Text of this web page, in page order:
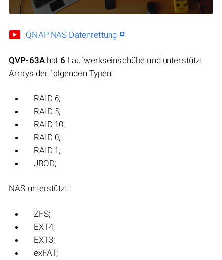
QNAP NAS Datenrettung
QVP-63Ahat 6 Laufwerkseinschübe und unterstützt
Arrays der folgenden Typen:
RAID 6;
RAID 5;
RAID 10;
RAID 0;
RAID 1;
JBOD;
NAS unterstützt:
ZFS;
EXT4;
EXT3;
exFAT;